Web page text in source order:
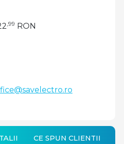
,99 RON
CE SPUN CLIENTII